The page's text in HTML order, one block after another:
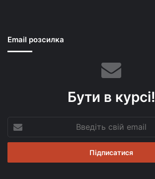
Email розсилка
Бути в курсі!
свій
email